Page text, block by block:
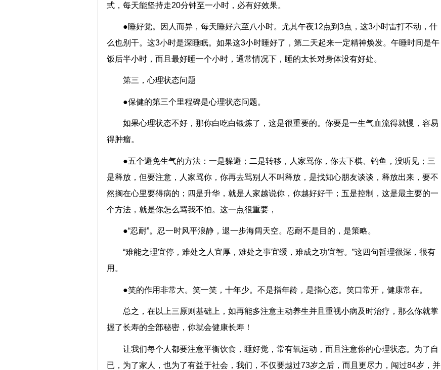
式，每天能坚持走20分钟至一小时，必有好效果。
●睡好觉。因人而异，每天睡好六至八小时。尤其午夜12点到3点，这3小时雷打不动，什
么也别干。这3小时是深睡眠。如果这3小时睡好了，第二天起来一定精神焕发。午睡时间是午
饭后半小时，而且最好睡一个小时，通常情况下，睡的太长对身体没有好处。
第三，心理状态问题
●保健的第三个里程碑是心理状态问题。
如果心理状态不好，那你白吃白锻炼了，这是很重要的。你要是一生气血流得就慢，容易
得肿瘤。
●五个避免生气的方法：一是躲避；二是转移，人家骂你，你去下棋、钓鱼，没听见；三
是释放，但要注意，人家骂你，你再去骂别人不叫释放，是找知心朋友谈谈，释放出来，要不
然搁在心里要得病的；四是升华，就是人家越说你，你越好好干；五是控制，这是最主要的一
个方法，就是你怎么骂我不怕。这一点很重要，
●“忍耐”。忍一时风平浪静，退一步海阔天空。忍耐不是目的，是策略。
“难能之理宜停，难处之人宜厚，难处之事宜缓，难成之功宜智。”这四句哲理很深，很有
用。
●笑的作用非常大。笑一笑，十年少。不是指年龄，是指心态。笑口常开，健康常在。
总之，在以上三原则基础上，如再能多注意主动养生并且重视小病及时治疗，那么你就掌
握了长寿的全部秘密，你就会健康长寿！
让我们每个人都要注意平衡饮食，睡好觉，常有氧运动，而且注意你的心理状态。为了自
已，为了家人，也为了有益于社会，我们，不仅要越过73岁之后，而且更尽力，闯过84岁，并